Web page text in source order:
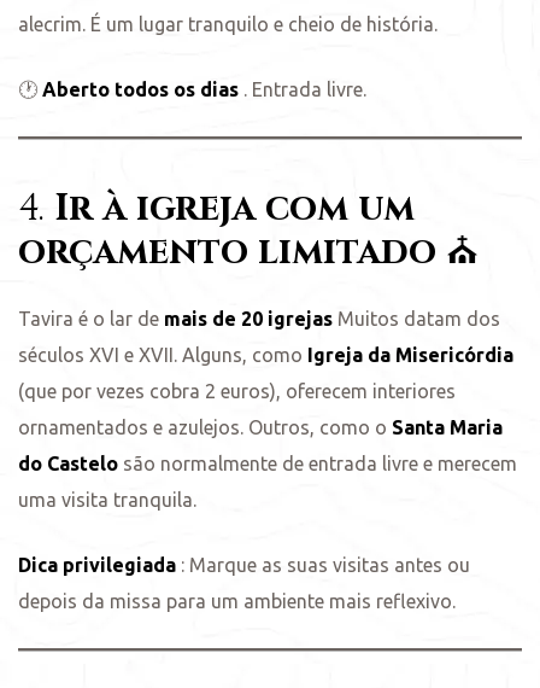
alecrim. É um lugar tranquilo e cheio de história.
🕐 Aberto todos os dias . Entrada livre.
4. Ir à igreja com um
orçamento limitado ⛪
Tavira é o lar de mais de 20 igrejas Muitos datam dos
séculos XVI e XVII. Alguns, como Igreja da Misericórdia
(que por vezes cobra 2 euros), oferecem interiores
ornamentados e azulejos. Outros, como o Santa Maria
do Castelo são normalmente de entrada livre e merecem
uma visita tranquila.
Dica privilegiada : Marque as suas visitas antes ou
depois da missa para um ambiente mais reflexivo.